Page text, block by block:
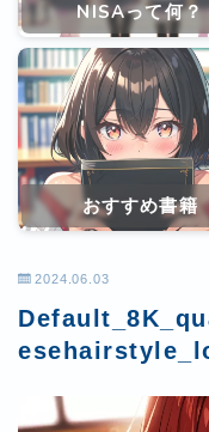
おすすめ書籍
NISAって何？
おすすめ書籍
2024.06.03